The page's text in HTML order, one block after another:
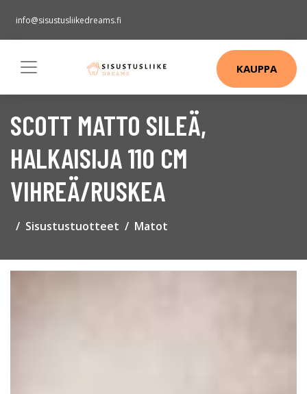
info@sisustusliikedreams.fi
KAUPPA
SCOTT MATTO SILEÄ,
HALKAISIJA 110 CM
VIHREÄ/RUSKEA
Sisustustuotteet Matot